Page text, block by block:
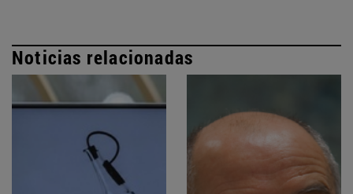
Noticias relacionadas